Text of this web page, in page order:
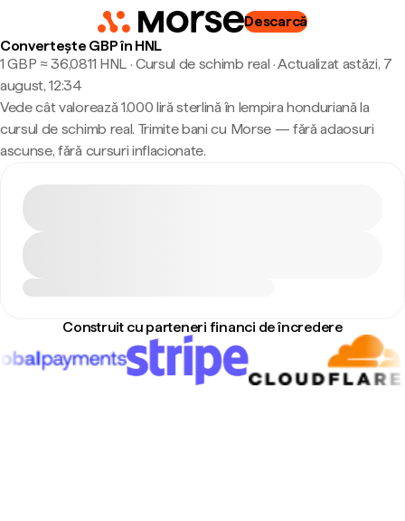
Descarcă
Convertește GBP în HNL
1 GBP ≈ 36,0811 HNL · Cursul de schimb real ·Actualizat astăzi, 7
august, 12:34
Vede cât valorează 1.000 liră sterlină în lempira honduriană la
cursul de schimb real. Trimite bani cu Morse — fără adaosuri
ascunse, fără cursuri inflacionate.
Construit cu parteneri financi de încredere